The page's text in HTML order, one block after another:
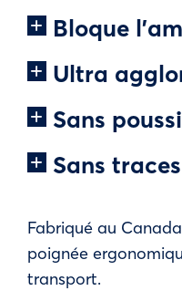
Bloque
Ultra
Sans
Sans traces
Fabriqué au
poignée
transport.